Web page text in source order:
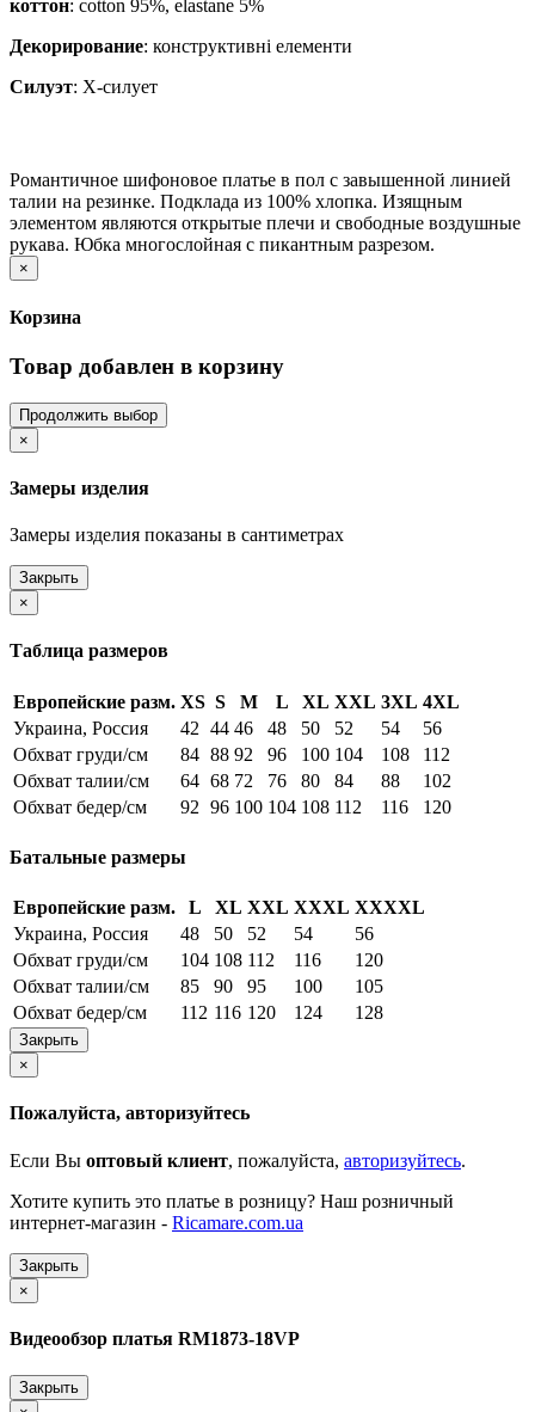
коттон: cotton 95%, elastane 5%
Декорирование: конструктивні елементи
Силуэт: Х-силует
Романтичное шифоновое платье в пол с завышенной линией
талии на резинке. Подклада из 100% хлопка. Изящным
элементом являются открытые плечи и свободные воздушные
рукава. Юбка многослойная с пикантным разрезом.
×
Корзина
Товар добавлен в корзину
Продолжить выбор
×
Замеры изделия
Замеры изделия показаны в сантиметрах
Закрыть
×
Таблица размеров
Европейские разм. XS S M L XL XXL 3XL 4XL
Украина, Россия
42 44 46 48 50 52 54
56
Обхват груди/см
84 88 92 96 100 104 108
112
Обхват талии/см
64 68 72 76 80 84 88
102
Обхват бедер/см
92 96 100 104 108 112 116 120
Батальные размеры
Европейские разм. L XL XXL XXXL XXXXL
Украина, Россия
48 50 52 54
56
Обхват груди/см
104 108 112 116
120
Обхват талии/см
85 90 95 100
105
Обхват бедер/см
112 116 120 124 128
Закрыть
×
Пожалуйста, авторизуйтесь
Если Вы оптовый клиент, пожалуйста, авторизуйтесь.
Хотите купить это платье в розницу? Наш розничный
интернет-магазин - Ricamare.com.ua
Закрыть
×
Видеообзор платья RM1873-18VP
Закрыть